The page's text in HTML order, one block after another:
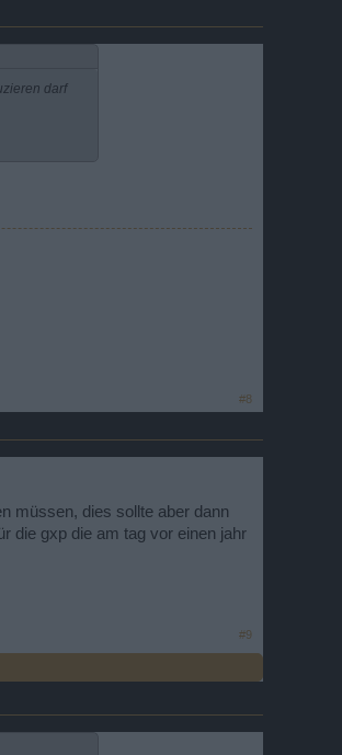
darf
#8
müssen, dies sollte aber dann
die gxp die am tag vor einen jahr
#9